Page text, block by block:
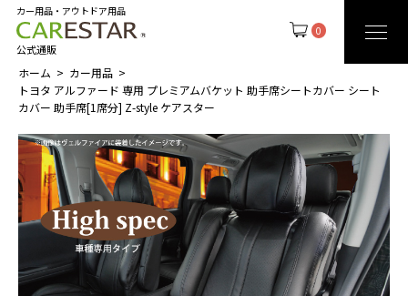
0
カー用品・アウトドア用品
公式通販
ホーム
カー用品
トヨタ アルファード 専用 プレミアムバケット 助手席シートカバー シート
カバー 助手席[1席分] Z-style ケアスター